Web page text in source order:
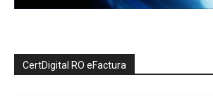
CertDigital RO eFactura